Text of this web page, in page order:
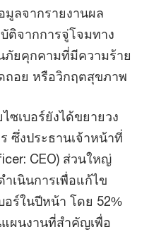
มูลจากรายงานผล
ติจากการจู่โจมทาง
ภัยคุกคามที่มีความร้าย
ถอย หรือวิกฤตสุขภาพ
ซเบอร์ยังได้ขยายวง
ซึ่งประธานเจ้าหน้าที่
CEO) ส่วนใหญ่
เนินการเพื่อแก้ไข
ร์ในปีหน้า โดย 52%
แผนงานที่สำคัญเพื่อ